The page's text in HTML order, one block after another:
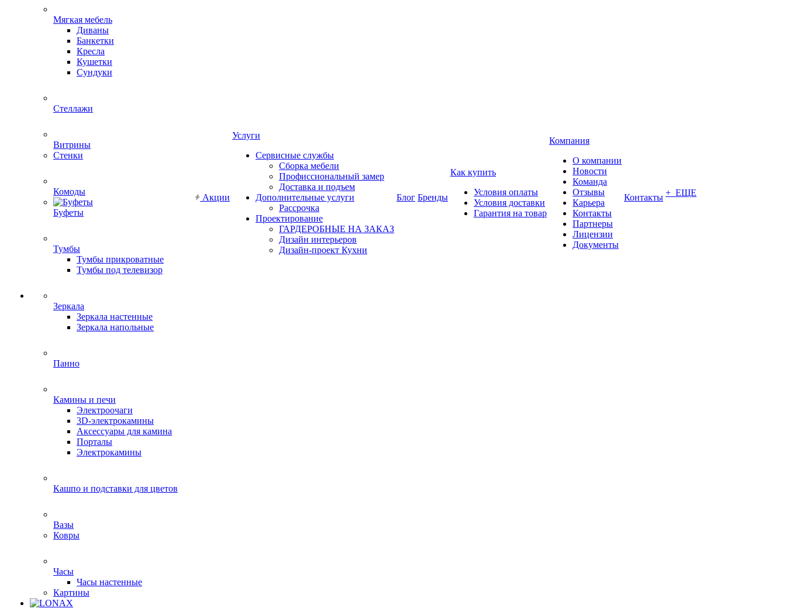
Мягкая мебель
Диваны
Банкетки
Кресла
Кушетки
Сундуки
Стеллажи
Витрины
Стенки
Комоды
Буфеты
Тумбы
Тумбы прикроватные
Тумбы под телевизор
Зеркала
Зеркала настенные
Зеркала напольные
Панно
Камины и печи
Электроочаги
3D-электрокамины
Аксессуары для камина
Порталы
Электрокамины
Кашпо и подставки для цветов
Вазы
Ковры
Часы
Часы настенные
Картины
Акции
Услуги
Сервисные службы
Сборка мебели
Профиссиональный замер
Доставка и подъем
Дополнительные услуги
Рассрочка
Проектирование
ГАРДЕРОБНЫЕ НА ЗАКАЗ
Дизайн интерьеров
Дизайн-проект Кухни
Блог Бренды
Как купить
Условия оплаты
Условия доставки
Гарантия на товар
Компания
О компании
Новости
Команда
Отзывы
Карьера
Контакты
Партнеры
Лицензии
Документы
Контакты + ЕЩЕ